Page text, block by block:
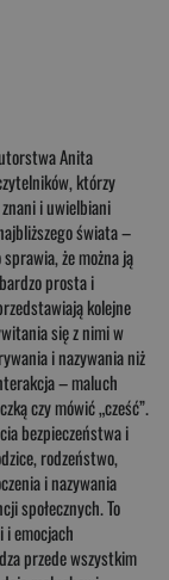
Arcydzieło 10/10"
Wybitna 9/10"
8/10"
7/10"
Anita
którzy
i uwielbiani
świata –
że można ją
prosta i
kolejne
się z nimi w
i nazywania niż
– maluch
czy mówić „cześć”.
bezpieczeństwa i
rodzeństwo,
i nazywania
społecznych. To
emocjach
przede wszystkim